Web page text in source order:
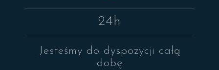
24h
Jesteśmy do dyspozycji całą
dobę